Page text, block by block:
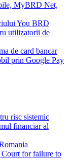
MyBRD Net,
You BRD
utilizatorii de
de card bancar
prin Google Pay
risc sistemic
financiar al
Court for failure to